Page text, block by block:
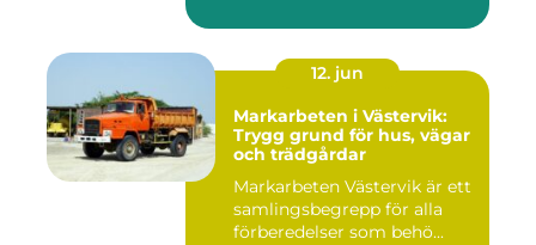
12. jun
Markarbeten i Västervik:
Trygg grund för hus, vägar
och trädgårdar
Markarbeten Västervik är ett
samlingsbegrepp för alla
förberedelser som behö...